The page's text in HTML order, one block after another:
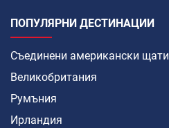
ПОПУЛЯРНИ ДЕСТИНАЦИИ
Съединени американски щати
Великобритания
Румъния
Ирландия